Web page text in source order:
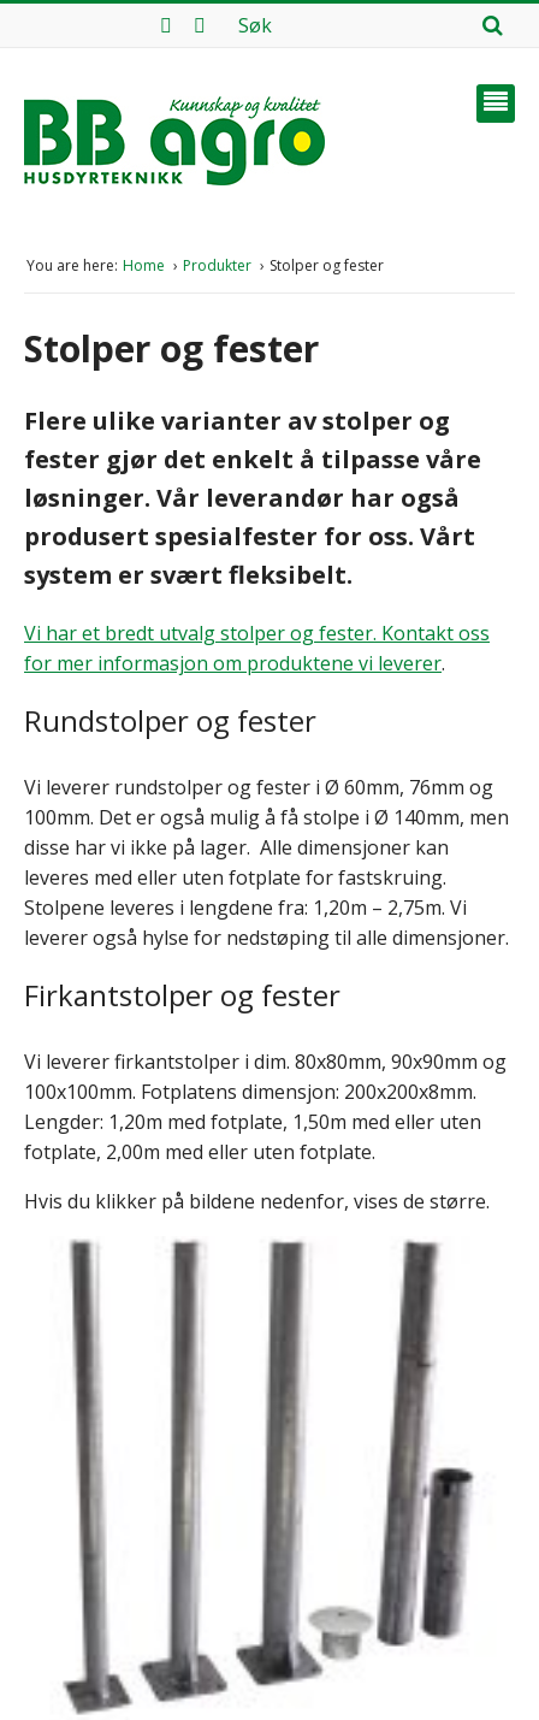
You are here: Home Produkter Stolper og fester
Stolper og fester
Flere ulike varianter av stolper og
fester gjør det enkelt å tilpasse våre
løsninger. Vår leverandør har også
produsert spesialfester for oss. Vårt
system er svært fleksibelt.
Vi har et bredt utvalg stolper og fester. Kontakt oss
for mer informasjon om produktene vi leverer.
Rundstolper og fester
Vi leverer rundstolper og fester i Ø 60mm, 76mm og
100mm. Det er også mulig å få stolpe i Ø 140mm, men
disse har vi ikke på lager. Alle dimensjoner kan
leveres med eller uten fotplate for fastskruing.
Stolpene leveres i lengdene fra: 1,20m – 2,75m. Vi
leverer også hylse for nedstøping til alle dimensjoner.
Firkantstolper og fester
Vi leverer firkantstolper i dim. 80x80mm, 90x90mm og
100x100mm. Fotplatens dimensjon: 200x200x8mm.
Lengder: 1,20m med fotplate, 1,50m med eller uten
fotplate, 2,00m med eller uten fotplate.
Hvis du klikker på bildene nedenfor, vises de større.